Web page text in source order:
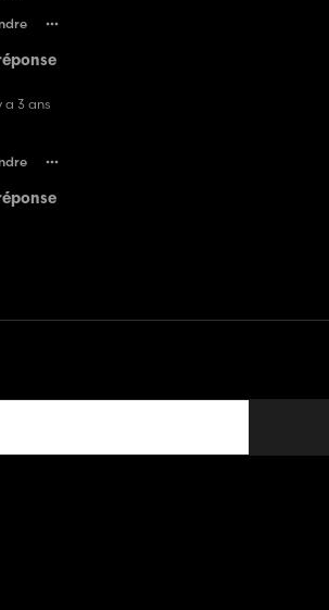
a 3 ans
générales d'utilisation